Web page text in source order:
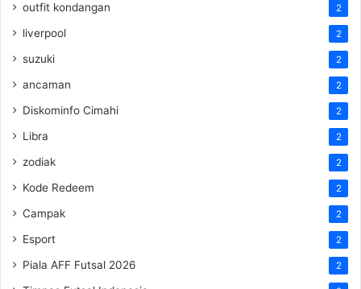
outfit kondangan 2
liverpool 2
suzuki 2
ancaman 2
Diskominfo Cimahi 2
Libra 2
zodiak 2
Kode Redeem 2
Campak 2
Esport 2
Piala AFF Futsal 2026 2